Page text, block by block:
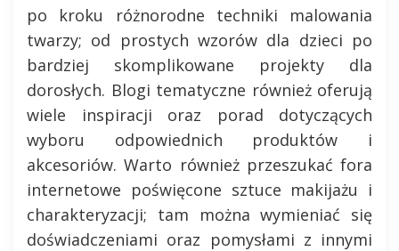
po kroku różnorodne techniki malowania
twarzy; od prostych wzorów dla dzieci po
bardziej skomplikowane projekty dla
dorosłych. Blogi tematyczne również oferują
wiele inspiracji oraz porad dotyczących
wyboru odpowiednich produktów i
akcesoriów. Warto również przeszukać fora
internetowe poświęcone sztuce makijażu i
charakteryzacji; tam można wymieniać się
doświadczeniami oraz pomysłami z innymi